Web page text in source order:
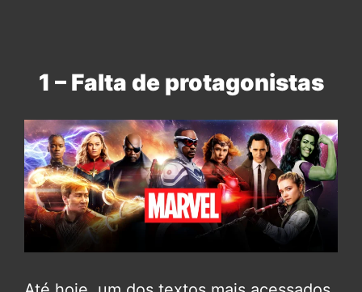
1 – Falta de protagonistas